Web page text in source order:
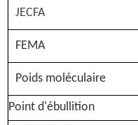
JECFA
FEMA
Poids moléculaire
Point d'ébullition